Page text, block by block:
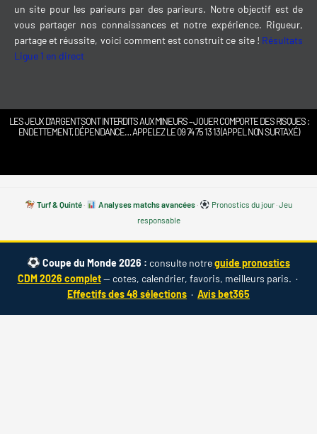
un site pour les parieurs par des parieurs. Notre objectif est de
vous partager nos connaissances et notre expérience. Rigueur,
partage et réussite, voici comment est construit ce site ! Résultats
Ligue 1 en direct
LES JEUX D’ARGENT SONT INTERDITS AUX MINEURS – JOUER COMPORTE DES RISQUES :
ENDETTEMENT, DÉPENDANCE… APPELEZ LE 09 74 75 13 13 (APPEL NON SURTAXÉ)
Turf & Quinté· Analyses matchs avancées· Pronostics du jour·Jeu
responsable
Coupe du Monde 2026 : consulte notreguide pronostics
CDM 2026 complet— cotes, calendrier, favoris, meilleurs paris. ·
Effectifs des 48 sélections · Avis bet365